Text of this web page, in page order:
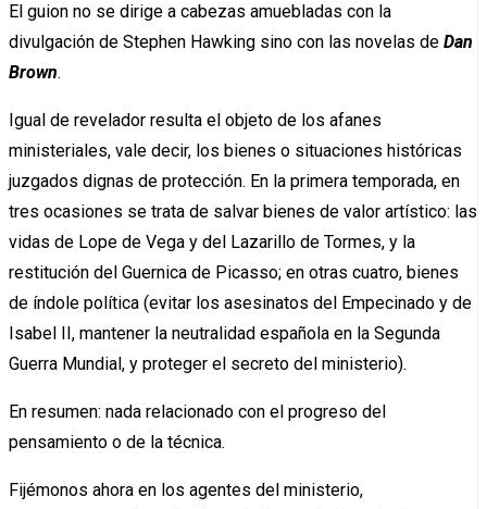
El guion no se dirige a cabezas amuebladas con la
divulgación de Stephen Hawking sino con las novelas de Dan
Brown.
Igual de revelador resulta el objeto de los afanes
ministeriales, vale decir, los bienes o situaciones históricas
juzgados dignas de protección. En la primera temporada, en
tres ocasiones se trata de salvar bienes de valor artístico: las
vidas de Lope de Vega y del Lazarillo de Tormes, y la
restitución del Guernica de Picasso; en otras cuatro, bienes
de índole política (evitar los asesinatos del Empecinado y de
Isabel II, mantener la neutralidad española en la Segunda
Guerra Mundial, y proteger el secreto del ministerio).
En resumen: nada relacionado con el progreso del
pensamiento o de la técnica.
Fijémonos ahora en los agentes del ministerio,